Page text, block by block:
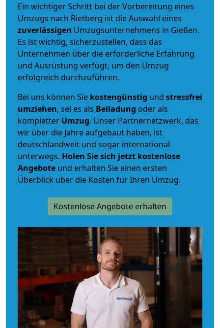
Ein wichtiger Schritt bei der Vorbereitung eines
Umzugs nach Rietberg ist die Auswahl eines
zuverlässigen Umzugsunternehmens in Gießen.
Es ist wichtig, sicherzustellen, dass das
Unternehmen über die erforderliche Erfahrung
und Ausrüstung verfügt, um den Umzug
erfolgreich durchzuführen.
Bei uns können Sie kostengünstig und stressfrei
umziehen, sei es als Beiladung oder als
kompletter Umzug. Unser Partnernetzwerk, das
wir über die Jahre aufgebaut haben, ist
deutschlandweit und sogar international
unterwegs. Holen Sie sich jetzt kostenlose
Angebote und erhalten Sie einen ersten
Überblick über die Kosten für Ihren Umzug.
Kostenlose Angebote erhalten